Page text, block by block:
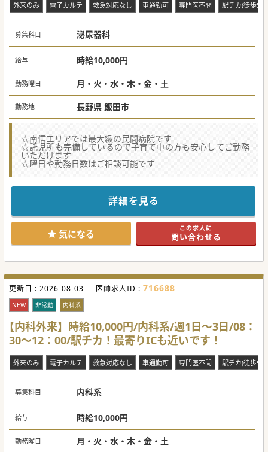
外来のみ 電子カルテ 救急対応なし 車通勤可 専門医不問 駅チカ(徒歩5
募集科目 泌尿器科
給与 時給10,000円
勤務曜日 月・火・水・木・金・土
勤務地 長野県 飯田市
☆南信エリアでは最大級の民間病院です
☆託児所も完備しているので子育て中の方も安心してご勤務
いただけます
☆曜日や勤務日数はご相談可能です
詳細を見る
気になる この求人に
問い合わせる
更新日 : 2026-08-03 医師求人ID : 716688
NEW 非常勤 内科系
【内科外来】時給10,000円/内科系/週1日～3日/08：
30～12：00/駅チカ！最寄りICも近いです！
外来のみ 電子カルテ 救急対応なし 車通勤可 専門医不問 駅チカ(徒歩5
募集科目 内科系
給与 時給10,000円
勤務曜日 月・火・水・木・金・土